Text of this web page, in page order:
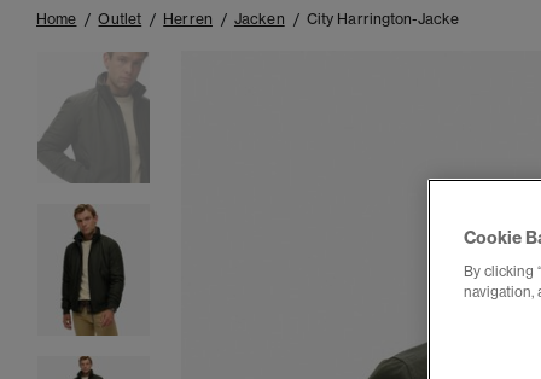
Home Outlet Herren Jacken City Harrington-Jacke
Cookie
By clicking
navigation,